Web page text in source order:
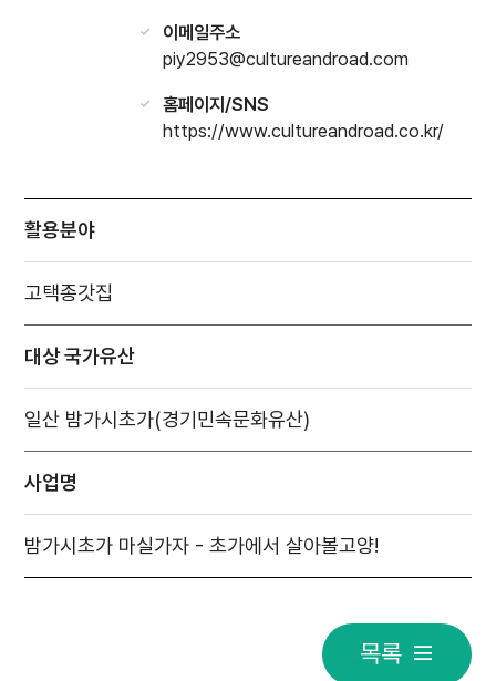
이메일주소
piy2953@cultureandroad.com
홈페이지/SNS
https://www.cultureandroad.co.kr/
활용분야
고택종갓집
대상 국가유산
일산 밤가시초가(경기민속문화유산)
사업명
밤가시초가 마실가자 - 초가에서 살아볼고양!
목록